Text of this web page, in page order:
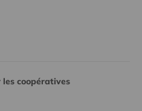
coopératives